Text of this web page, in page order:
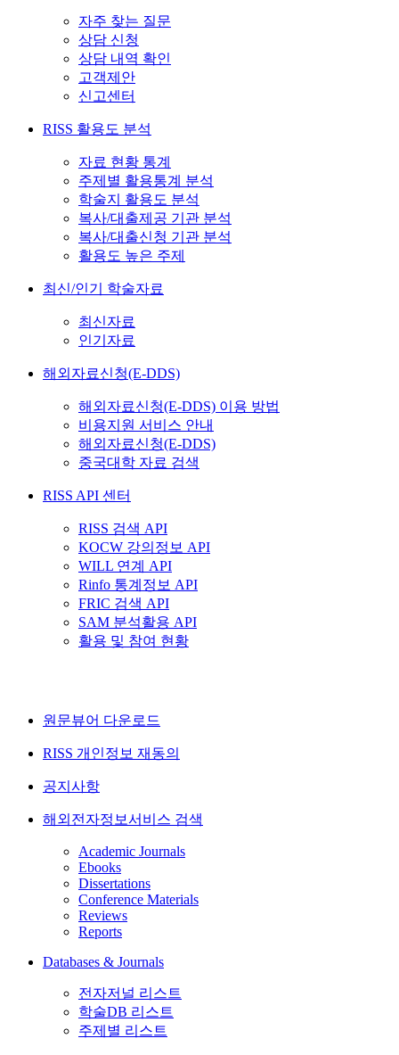
자주 찾는 질문
상담 신청
상담 내역 확인
고객제안
신고센터
RISS 활용도 분석
자료 현황 통계
주제별 활용통계 분석
학술지 활용도 분석
복사/대출제공 기관 분석
복사/대출신청 기관 분석
활용도 높은 주제
최신/인기 학술자료
최신자료
인기자료
해외자료신청(E-DDS)
해외자료신청(E-DDS) 이용 방법
비용지원 서비스 안내
해외자료신청(E-DDS)
중국대학 자료 검색
RISS API 센터
RISS 검색 API
KOCW 강의정보 API
WILL 연계 API
Rinfo 통계정보 API
FRIC 검색 API
SAM 분석활용 API
활용 및 참여 현황
원문뷰어 다운로드
RISS 개인정보 재동의
공지사항
해외전자정보서비스 검색
Academic Journals
Ebooks
Dissertations
Conference Materials
Reviews
Reports
Databases & Journals
전자저널 리스트
학술DB 리스트
주제별 리스트